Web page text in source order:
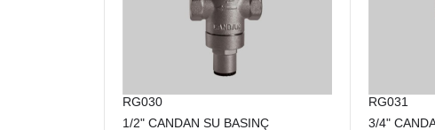
RG030
1/2" CANDAN SU BASINÇ
RG031
3/4"